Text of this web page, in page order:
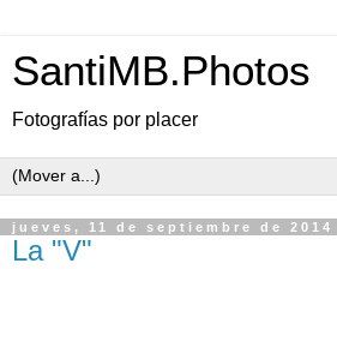
SantiMB.Photos
Fotografías por placer
jueves, 11 de septiembre de 2014
La "V"